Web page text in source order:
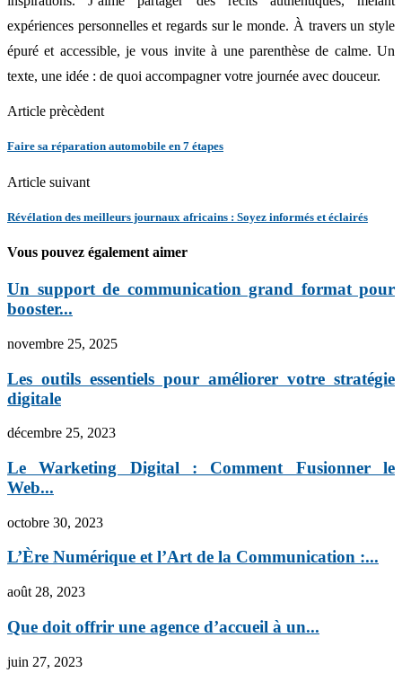
expériences personnelles et regards sur le monde. À travers un style
épuré et accessible, je vous invite à une parenthèse de calme. Un
texte, une idée : de quoi accompagner votre journée avec douceur.
Article prècèdent
Faire sa réparation automobile en 7 étapes
Article suivant
Révélation des meilleurs journaux africains : Soyez informés et éclairés
Vous pouvez également aimer
Un support de communication grand format pour
booster...
novembre 25, 2025
Les outils essentiels pour améliorer votre stratégie
digitale
décembre 25, 2023
Le Warketing Digital : Comment Fusionner le
Web...
octobre 30, 2023
L’Ère Numérique et l’Art de la Communication :...
août 28, 2023
Que doit offrir une agence d’accueil à un...
juin 27, 2023